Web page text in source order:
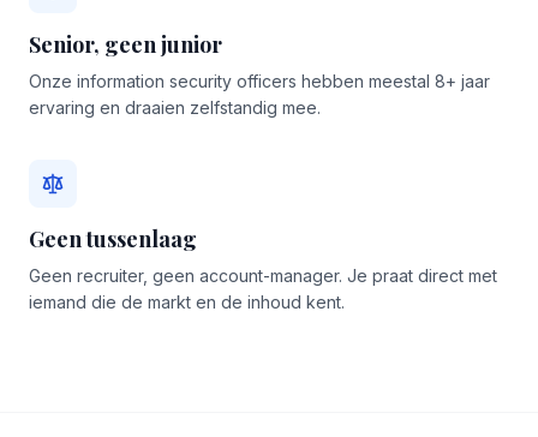
Senior, geen junior
Onze information security officers hebben meestal 8+ jaar
ervaring en draaien zelfstandig mee.
Geen tussenlaag
Geen recruiter, geen account-manager. Je praat direct met
iemand die de markt en de inhoud kent.